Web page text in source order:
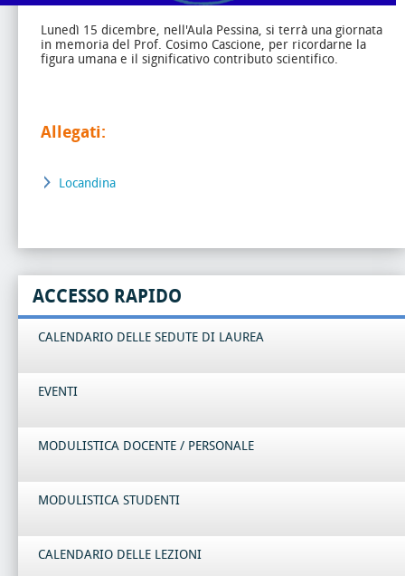
Lunedì 15 dicembre, nell'Aula Pessina, si terrà una giornata
in memoria del Prof. Cosimo Cascione, per ricordarne la
figura umana e il significativo contributo scientifico.
Allegati:
Locandina
ACCESSO RAPIDO
CALENDARIO DELLE SEDUTE DI LAUREA
EVENTI
MODULISTICA DOCENTE / PERSONALE
MODULISTICA STUDENTI
CALENDARIO DELLE LEZIONI